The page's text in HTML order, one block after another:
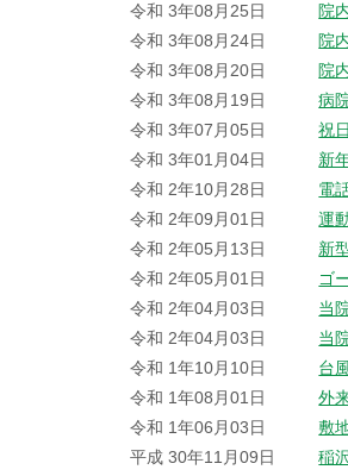
令和 3年08月25日
院
令和 3年08月24日
院
令和 3年08月20日
院
令和 3年08月19日
病
令和 3年07月05日
祝
令和 3年01月04日
新
令和 2年10月28日
電
令和 2年09月01日
運
令和 2年05月13日
新
令和 2年05月01日
ゴ
令和 2年04月03日
当
令和 2年04月03日
当
令和 1年10月10日
台
令和 1年08月01日
外
令和 1年06月03日
敷
平成 30年11月09日
稲